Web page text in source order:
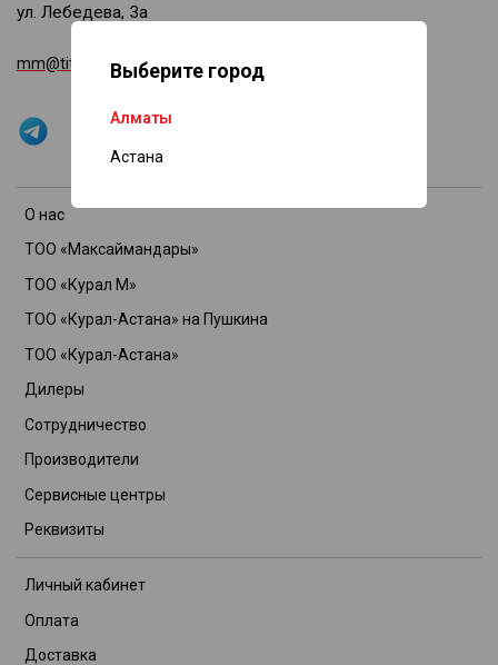
Выберите город
Алматы
Астана
О нас
ТОО «Максаймандары»
ТОО «Курал М»
ТОО «Курал-Астана» на Пушкина
ТОО «Курал-Астана»
Дилеры
Сотрудничество
Производители
Сервисные центры
Реквизиты
Личный кабинет
Оплата
Доставка
ул. Лебедева, 3а
mm@titool.kz